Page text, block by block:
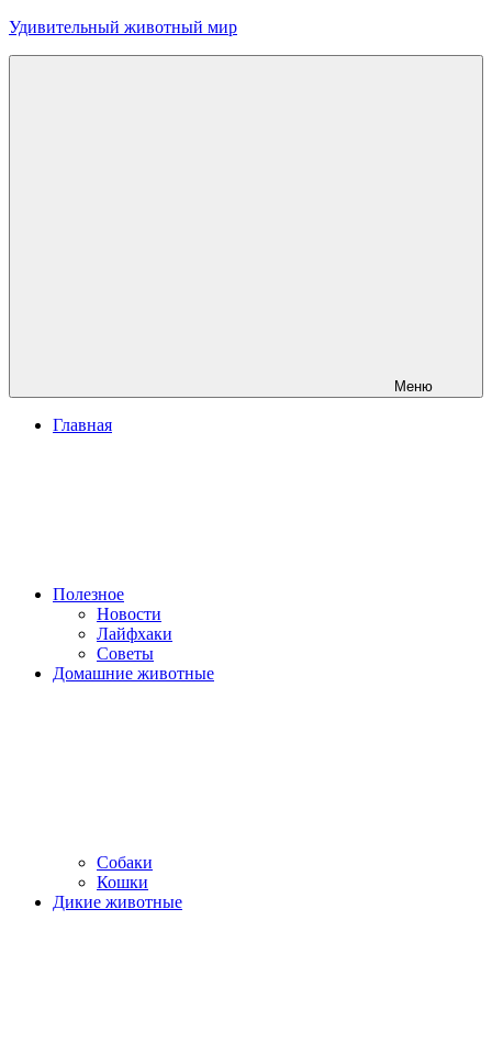
Перейти
Удивительный животный мир
Меню
Главная
Полезное
Новости
Лайфхаки
Советы
Домашние животные
Собаки
Кошки
Дикие животные